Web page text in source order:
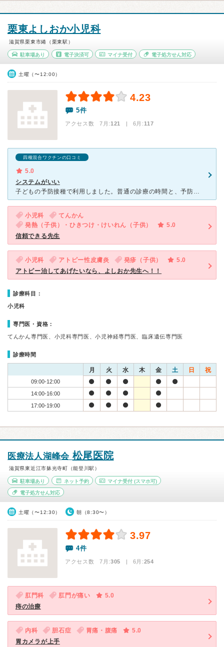
栗東よしおか小児科
滋賀県栗東市綣（栗東駅）
駐車場あり 電子決済可 マイナ受付 電子処方せん対応
土曜（〜12:00）
4.23
5件
アクセス数 7月:121 | 6月:117
四種混合ワクチンの口コミ
5.0
システムがいい
子どもの予防接種で利用しました。普通の診療の時間と、予防接種の時間が分けて設けられており、入り口入って二手に待合室もわかれていました。まだ予防接種だけでしか利用していませんが、体重を測れますよと声をか
小児科
てんかん
発熱（子供）・ひきつけ・けいれん（子供）
5.0
信頼できる先生
小児科 アトピー性皮膚炎 発疹（子供）
5.0
アトピー治してあげたいなら、よしおか先生へ！！
診療科目：
小児科
専門医・資格：
てんかん専門医、小児科専門医、小児神経専門医、臨床遺伝専門医
診療時間
月 火 水 木 金 土 日 祝
09:00-12:00
14:00-16:00
17:00-19:00
医療法人湖峰会 松尾医院
滋賀県東近江市躰光寺町（能登川駅）
駐車場あり ネット予約 マイナ受付 (スマホ可)
電子処方せん対応
土曜（〜12:30） 朝（8:30〜）
3.97
4件
アクセス数 7月:305 | 6月:254
肛門科 肛門が痛い
5.0
痔の治療
内科 胆石症 胃痛・腹痛
5.0
胃カメラが上手